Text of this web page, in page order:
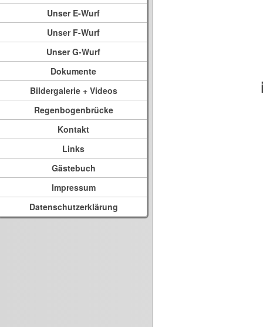
Unser E-Wurf
Unser F-Wurf
Unser G-Wurf
Dokumente
Bildergalerie + Videos
Regenbogenbrücke
Kontakt
Links
Gästebuch
Impressum
Datenschutzerklärung